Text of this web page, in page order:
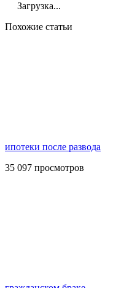
Загрузка...
Похожие статьи
ипотеки после развода
35 097 просмотров